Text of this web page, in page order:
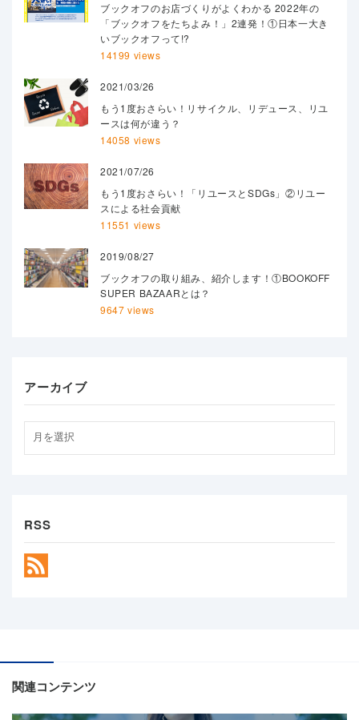
ブックオフのお店づくりがよくわかる 2022年の
「ブックオフをたちよみ！」2連発！①日本一大き
いブックオフって!?
14199 views
2021/03/26
もう1度おさらい！リサイクル、リデュース、リユ
ースは何が違う？
14058 views
2021/07/26
もう1度おさらい！「リユースとSDGs」②リユー
スによる社会貢献
11551 views
2019/08/27
ブックオフの取り組み、紹介します！①BOOKOFF
SUPER BAZAARとは？
9647 views
アーカイブ
RSS
関連コンテンツ